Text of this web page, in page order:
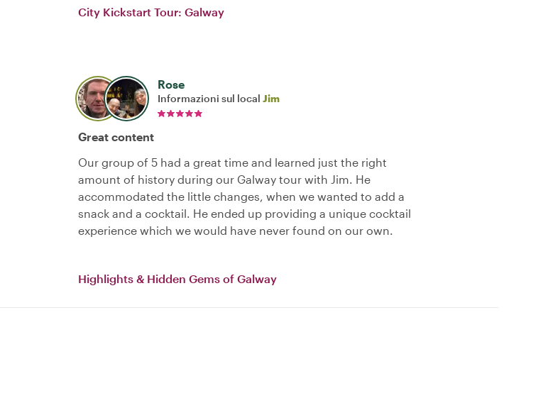
City Kickstart Tour: Galway
Rose
Informazioni sul local Jim
Great content
Our group of 5 had a great time and learned just the right
amount of history during our Galway tour with Jim. He
accommodated the little changes, when we wanted to add a
snack and a cocktail. He ended up providing a unique cocktail
experience which we would have never found on our own.
Highlights & Hidden Gems of Galway